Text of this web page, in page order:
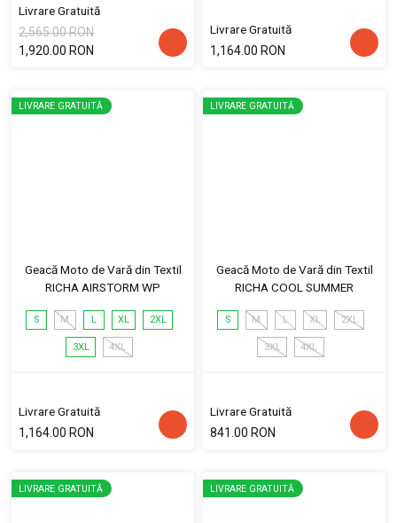
Livrare Gratuită
2,565.00 RON
1,920.00 RON
Livrare Gratuită
1,164.00 RON
LIVRARE GRATUITĂ
Geacă Moto de Vară din Textil
RICHA AIRSTORM WP
S M L XL 2XL
3XL 4XL
Livrare Gratuită
1,164.00 RON
LIVRARE GRATUITĂ
Geacă Moto de Vară din Textil
RICHA COOL SUMMER
S M L XL 2XL
3XL 4XL
Livrare Gratuită
841.00 RON
LIVRARE GRATUITĂ LIVRARE GRATUITĂ